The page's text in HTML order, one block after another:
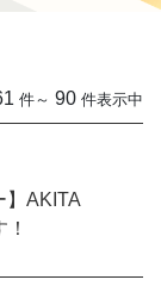
件～ 90 件表示中
AKITA